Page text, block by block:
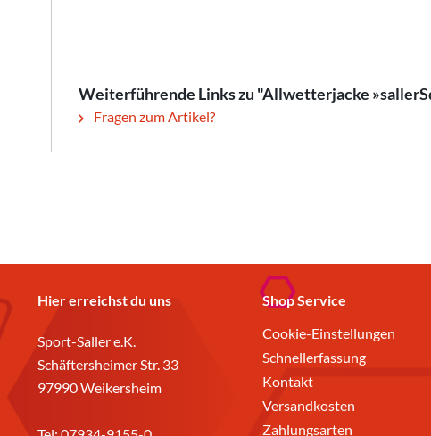
Weiterführende Links zu "Allwetterjacke
Fragen zum Artikel?
Hier erreichst du uns
Sport-Saller e.K.
Schäftersheimer Str. 33
97990 Weikersheim
Shop Service
Cookie-Einstellungen
Schnellerfassung
Kontakt
Versandkosten
Zahlungsarten